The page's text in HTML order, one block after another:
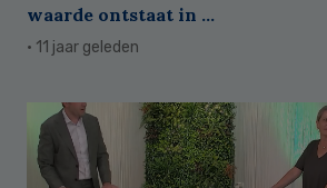
waarde ontstaat in ...
· 11 jaar geleden